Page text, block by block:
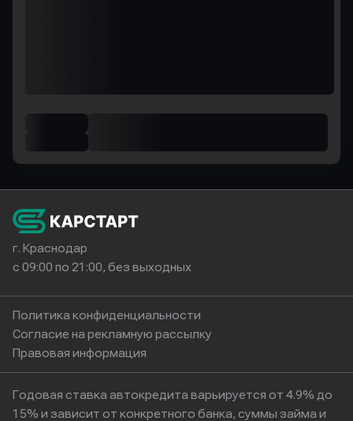
г. Краснодар
с 09:00 по 21:00, без выходных
Политика конфиденциальности
Согласие на рекламную рассылку
Правовая информация
Годовая ставка автокредита варьируется от 4.9% до
15% и зависит от конкретного банка, суммы займа и